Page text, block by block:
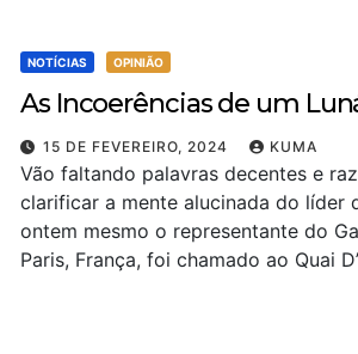
NOTÍCIAS OPINIÃO
As Incoerências de um
15 DE FEVEREIRO, 2024 KUMA
Vão faltando palavras decentes e
clarificar a mente alucinada do líder
ontem mesmo o representante do
Paris, França, foi chamado ao Quai